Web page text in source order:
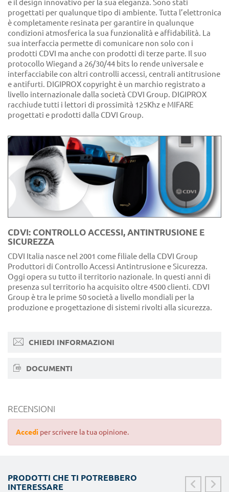
e il design innovativo per la sua eleganza. Sono stati
progettati per qualunque tipo di ambiente. Tutta l’elettronica
è completamente resinata per garantire in qualunque
condizioni atmosferica la sua funzionalità e affidabilità. La
sua interfaccia permette di comunicare non solo con i
prodotti CDVI ma anche con prodotti di terze parte. Il suo
protocollo Wiegand a 26/30/44 bits lo rende universale e
interfacciabile con altri controlli accessi, centrali antitrusione
e antifurti. DIGIPROX copyright è un marchio registrato a
livello internazionale dalla società CDVI Group. DIGIPROX
racchiude tutti i lettori di prossimità 125Khz e MIFARE
progettati e prodotti dalla CDVI Group.
CDVI: CONTROLLO ACCESSI, ANTINTRUSIONE E
SICUREZZA
CDVI Italia nasce nel 2001 come filiale della CDVI Group
Produttori di Controllo Accessi Antintrusione e Sicurezza.
Oggi opera su tutto il territorio nazionale. In questi anni di
presenza sul territorio ha acquisito oltre 4500 clienti. CDVI
Group è tra le prime 50 società a livello mondiali per la
produzione e progettazione di sistemi rivolti alla sicurezza.
CHIEDI INFORMAZIONI
DOCUMENTI
RECENSIONI
Accedi per scrivere la tua opinione.
PRODOTTI CHE TI POTREBBERO
INTERESSARE